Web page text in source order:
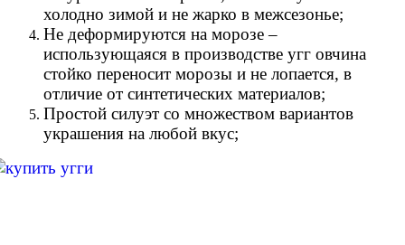
холодно зимой и не жарко в межсезонье;
Не деформируются на морозе –
использующаяся в производстве угг овчина
стойко переносит морозы и не лопается, в
отличие от синтетических материалов;
Простой силуэт со множеством вариантов
украшения на любой вкус;